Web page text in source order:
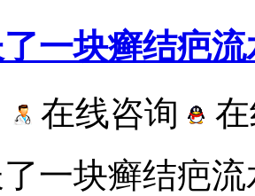
一块癣结疤
在线咨询
一块癣结疤